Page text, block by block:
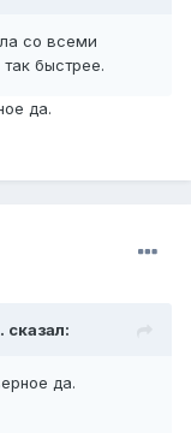
со всеми
быстрее.
да.
сказал:
да.